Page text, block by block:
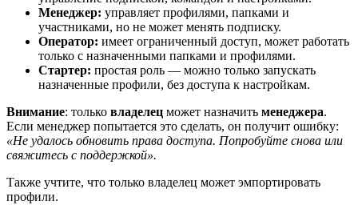
Менеджер: управляет профилями, папками и
участниками, но не может менять подписку.
Оператор: имеет ограниченный доступ, может работать
только с назначенными папками и профилями.
Стартер: простая роль — можно только запускать
назначенные профили, без доступа к настройкам.
Внимание: только владелец может назначить менеджера.
Если менеджер попытается это сделать, он получит ошибку:
«Не удалось обновить права доступа. Попробуйте снова или
свяжитесь с поддержкой».
Также учтите, что только владелец может эмпортировать
профили.